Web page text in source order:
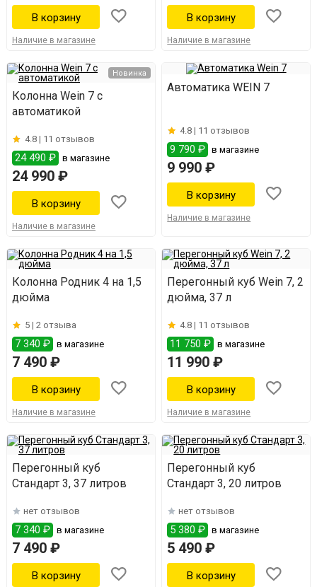
Наличие в магазине Наличие в магазине
Новинка
Колонна Wein 7 с
автоматикой
4.8 | 11 отзывов
24 490 ₽ в магазине
24 990 ₽
Наличие в магазине
Автоматика WEIN 7
4.8 | 11 отзывов
9 790 ₽ в магазине
9 990 ₽
Наличие в магазине
Колонна Родник 4 на 1,5
дюйма
5 | 2 отзыва
7 340 ₽ в магазине
7 490 ₽
Наличие в магазине
Перегонный куб Wein 7, 2
дюйма, 37 л
4.8 | 11 отзывов
11 750 ₽ в магазине
11 990 ₽
Наличие в магазине
Перегонный куб
Стандарт 3, 37 литров
нет отзывов
7 340 ₽ в магазине
7 490 ₽
Перегонный куб
Стандарт 3, 20 литров
нет отзывов
5 380 ₽ в магазине
5 490 ₽